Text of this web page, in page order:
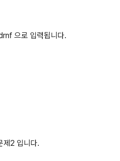
으로 입력됩니다.
제2 입니다.